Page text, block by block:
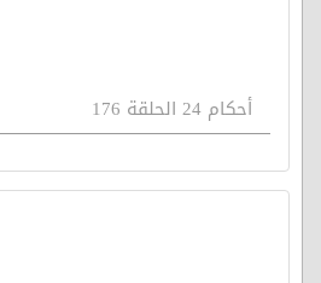
أحكام 24 الحلقة 176